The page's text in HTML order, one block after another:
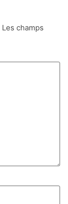
Les champs